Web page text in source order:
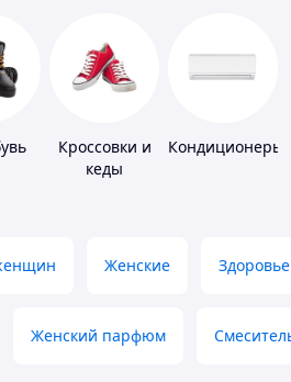
Кроссовки и
кеды
Кондиционеры
Женские Здоровье
Женский парфюм